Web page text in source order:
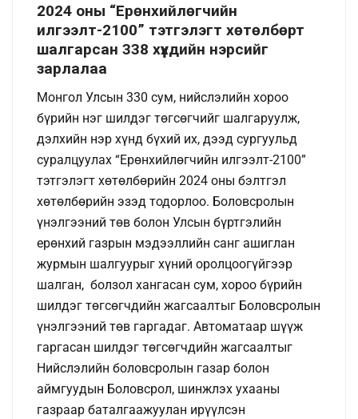
2024 оны “Ерөнхийлөгчийн
илгээлт-2100” тэтгэлэгт хөтөлбөрт
шалгарсан 338 хүүхдийн нэрсийг
зарлалаа
Монгол Улсын 330 сум, нийслэлийн хороо
бүрийн нэг шилдэг төгсөгчийг шалгаруулж,
дэлхийн нэр хүнд бүхий их, дээд сургуульд
суралцуулах “Ерөнхийлөгчийн илгээлт-2100”
тэтгэлэгт хөтөлбөрийн 2024 оны бэлтгэл
хөтөлбөрийн эзэд тодорлоо. Боловсролын
үнэлгээний төв болон Улсын бүртгэлийн
ерөнхий газрын мэдээллийн санг ашиглан
журмын шалгуурыг хүний оролцоогүйгээр
шалган, болзол хангасан сум, хороо бүрийн
шилдэг төгсөгчдийн жагсаалтыг Боловсролын
үнэлгээний төв гаргадаг. Автоматаар шүүж
гаргасан шилдэг төгсөгчдийн жагсаалтыг
Нийслэлийн боловсролын газар болон
аймгуудын Боловсрол, шинжлэх ухааны
газраар баталгаажуулан ирүүлсэн